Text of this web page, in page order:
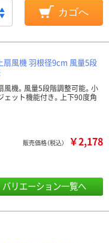
カゴへ
扇風機 羽根径9cm 風量5段
機。風量5段階調整可能。小
ェット機能付き。上下90度角
販売価格（税込） ￥2,178
バリエーション一覧へ